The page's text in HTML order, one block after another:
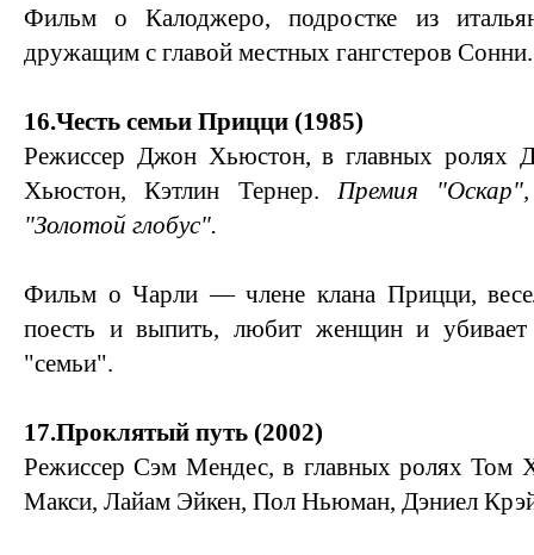
Фильм о Калоджеро, подростке из
дружащим с главой местных гангстеров Сонни.
16.Честь семьи Прицци (1985)
Режиссер Джон Хьюстон, в главных ролях
Хьюстон, Кэтлин Тернер. Премия
"Золотой глобус".
Фильм о Чарли — члене клана Прицци,
поесть и выпить, любит женщин и убивает
"семьи".
17.Проклятый путь (2002)
Режиссер Сэм Мендес, в главных ролях Том
Макси, Лайам Эйкен, Пол Ньюман, Дэниел